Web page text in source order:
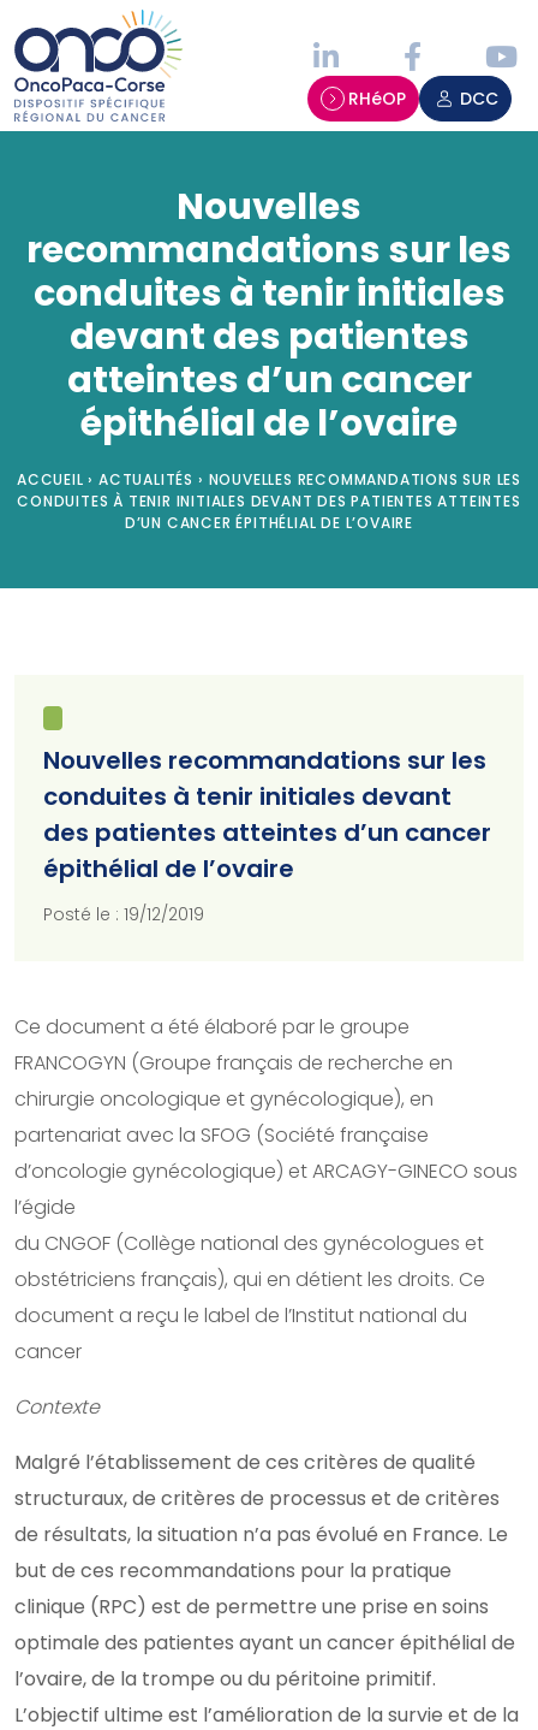
RHéOP DCC
Nouvelles
recommandations sur les
conduites à tenir initiales
devant des patientes
atteintes d’un cancer
épithélial de l’ovaire
ACCUEIL › ACTUALITÉS › NOUVELLES RECOMMANDATIONS SUR LES
CONDUITES À TENIR INITIALES DEVANT DES PATIENTES ATTEINTES
D’UN CANCER ÉPITHÉLIAL DE L’OVAIRE
Nouvelles recommandations sur les
conduites à tenir initiales devant
des patientes atteintes d’un cancer
épithélial de l’ovaire
Posté le : 19/12/2019
Ce document a été élaboré par le groupe
FRANCOGYN (Groupe français de recherche en
chirurgie oncologique et gynécologique), en
partenariat avec la SFOG (Société française
d’oncologie gynécologique) et ARCAGY-GINECO sous
l’égide
du CNGOF (Collège national des gynécologues et
obstétriciens français), qui en détient les droits. Ce
document a reçu le label de l’Institut national du
cancer
Contexte
Malgré l’établissement de ces critères de qualité
structuraux, de critères de processus et de critères
de résultats, la situation n’a pas évolué en France. Le
but de ces recommandations pour la pratique
clinique (RPC) est de permettre une prise en soins
optimale des patientes ayant un cancer épithélial de
l’ovaire, de la trompe ou du péritoine primitif.
L’objectif ultime est l’amélioration de la survie et de la
Panneau de gestion des cookies